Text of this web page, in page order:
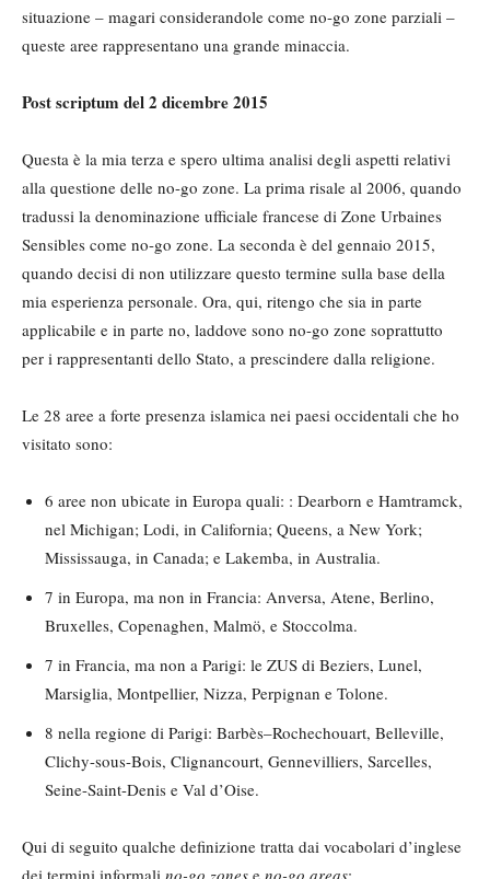
situazione – magari considerandole come no-go zone parziali –
queste aree rappresentano una grande minaccia.
Post scriptum del 2 dicembre 2015
Questa è la mia terza e spero ultima analisi degli aspetti relativi
alla questione delle no-go zone. La prima risale al 2006, quando
tradussi la denominazione ufficiale francese di Zone Urbaines
Sensibles come no-go zone. La seconda è del gennaio 2015,
quando decisi di non utilizzare questo termine sulla base della
mia esperienza personale. Ora, qui, ritengo che sia in parte
applicabile e in parte no, laddove sono no-go zone soprattutto
per i rappresentanti dello Stato, a prescindere dalla religione.
Le 28 aree a forte presenza islamica nei paesi occidentali che ho
visitato sono:
6 aree non ubicate in Europa quali: : Dearborn e Hamtramck,
nel Michigan; Lodi, in California; Queens, a New York;
Mississauga, in Canada; e Lakemba, in Australia.
7 in Europa, ma non in Francia: Anversa, Atene, Berlino,
Bruxelles, Copenaghen, Malmö, e Stoccolma.
7 in Francia, ma non a Parigi: le ZUS di Beziers, Lunel,
Marsiglia, Montpellier, Nizza, Perpignan e Tolone.
8 nella regione di Parigi: Barbès–Rochechouart, Belleville,
Clichy-sous-Bois, Clignancourt, Gennevilliers, Sarcelles,
Seine-Saint-Denis e Val d’Oise.
Qui di seguito qualche definizione tratta dai vocabolari d’inglese
dei termini informali no-go zones e no-go areas: